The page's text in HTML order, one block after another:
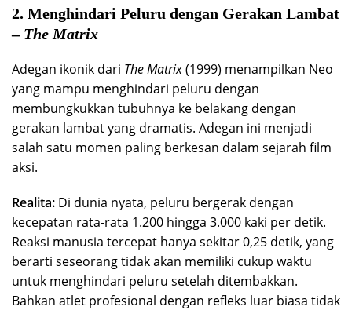
2. Menghindari Peluru dengan Gerakan Lambat
– The Matrix
Adegan ikonik dari The Matrix(1999) menampilkan Neo
yang mampu menghindari peluru dengan
membungkukkan tubuhnya ke belakang dengan
gerakan lambat yang dramatis. Adegan ini menjadi
salah satu momen paling berkesan dalam sejarah film
aksi.
Realita: Di dunia nyata, peluru bergerak dengan
kecepatan rata-rata 1.200 hingga 3.000 kaki per detik.
Reaksi manusia tercepat hanya sekitar 0,25 detik, yang
berarti seseorang tidak akan memiliki cukup waktu
untuk menghindari peluru setelah ditembakkan.
Bahkan atlet profesional dengan refleks luar biasa tidak